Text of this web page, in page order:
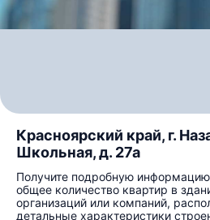
Красноярский край, г.
Школьная, д. 27а
Получите подробную
общее количество квартир в
организаций или компаний,
детальные характеристики